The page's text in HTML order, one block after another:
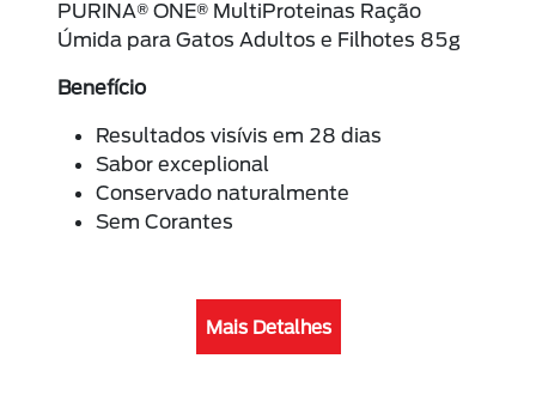
PURINA® ONE® MultiProteinas Ração
Úmida para Gatos Adultos e Filhotes 85g
Benefício
Resultados visívis em 28 dias
Sabor exceplional
Conservado naturalmente
Sem Corantes
Mais Detalhes